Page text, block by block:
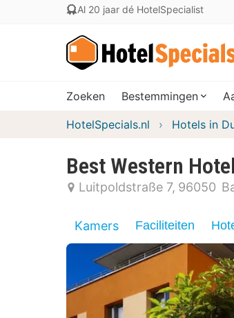
Al 20 jaar dé HotelSpecialist
Zoeken Bestemmingen
HotelSpecials.nl Hotels in
Best Western
Luitpoldstraße 7 96050
Kamers Faciliteiten